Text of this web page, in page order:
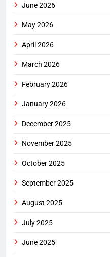
June 2026
May 2026
April 2026
March 2026
February 2026
January 2026
December 2025
November 2025
October 2025
September 2025
August 2025
July 2025
June 2025